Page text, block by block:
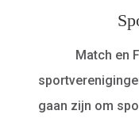
Match en
gaan zijn om